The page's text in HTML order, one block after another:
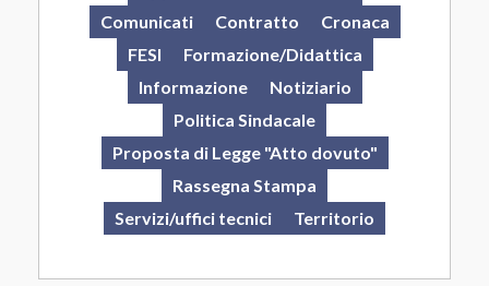
Comunicati
Contratto
Cronaca
FESI
Formazione/Didattica
Informazione
Notiziario
Politica Sindacale
Proposta di Legge "Atto dovuto"
Rassegna Stampa
Servizi/uffici tecnici
Territorio